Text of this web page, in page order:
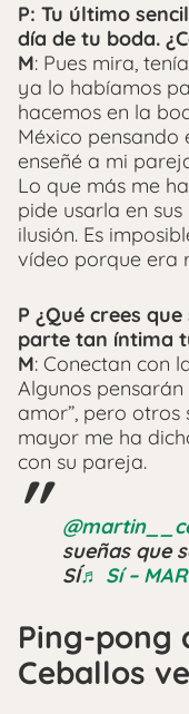
P: Tu último
día de tu boda.
M: Pues mira,
ya lo habíamos
hacemos en la
México pensando
enseñé a mi
Lo que más me
pide usarla en
ilusión. Es
vídeo porque era
P ¿Qué crees
parte tan íntima
M: Conectan con
Algunos
amor”, pero otros
mayor me ha
con su pareja.
sueñas que
SÍ♬ Sí –
Ping-pong
Ceballos